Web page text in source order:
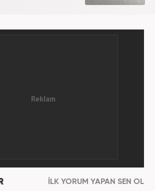
İLK YORUM YAPAN SEN OL